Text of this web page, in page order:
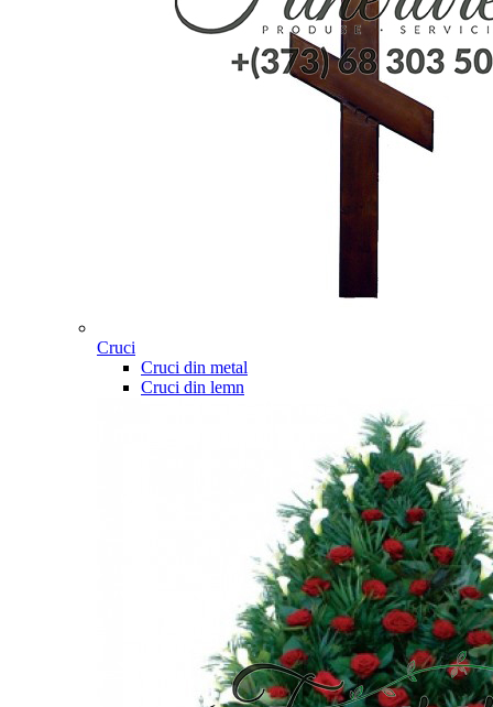
Cruci
Cruci din metal
Cruci din lemn